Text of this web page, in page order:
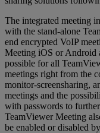
The integrated meeting
with the stand-alone
end encrypted VoIP
Meeting iOS or Android
possible for all
meetings right from the
monitor-screensharing,
meetings and the
with passwords to
TeamViewer Meeting
be enabled or disabled